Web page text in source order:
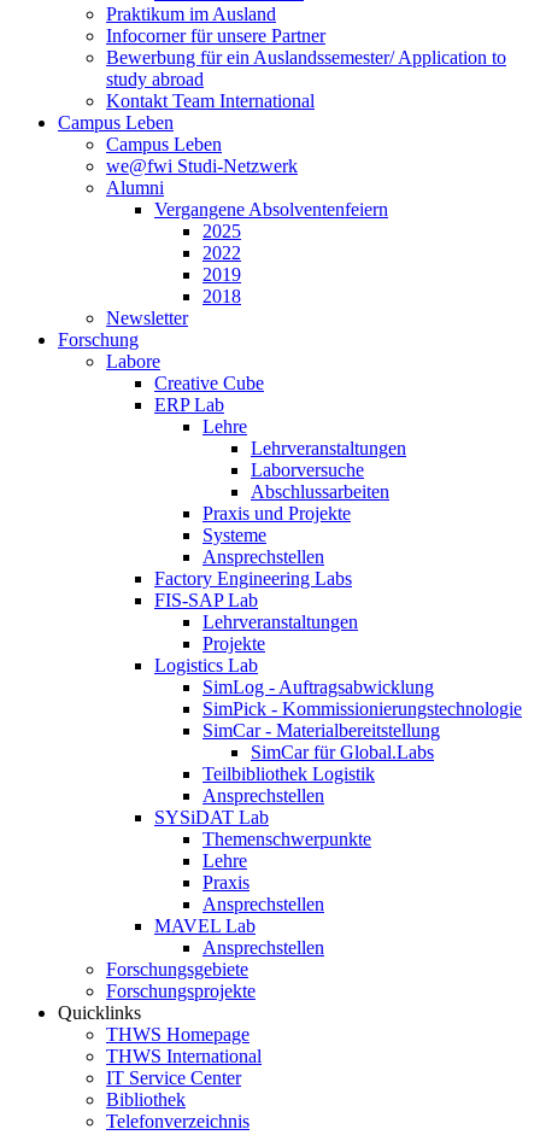
Praktikum im Ausland
Infocorner für unsere Partner
Bewerbung für ein Auslandssemester/ Application to
study abroad
Kontakt Team International
Campus Leben
Campus Leben
we@fwi Studi-Netzwerk
Alumni
Vergangene Absolventenfeiern
2025
2022
2019
2018
Newsletter
Forschung
Labore
Creative Cube
ERP Lab
Lehre
Lehrveranstaltungen
Laborversuche
Abschlussarbeiten
Praxis und Projekte
Systeme
Ansprechstellen
Factory Engineering Labs
FIS-SAP Lab
Lehrveranstaltungen
Projekte
Logistics Lab
SimLog - Auftragsabwicklung
SimPick - Kommissionierungstechnologie
SimCar - Materialbereitstellung
SimCar für Global.Labs
Teilbibliothek Logistik
Ansprechstellen
SYSiDAT Lab
Themenschwerpunkte
Lehre
Praxis
Ansprechstellen
MAVEL Lab
Ansprechstellen
Forschungsgebiete
Forschungsprojekte
Quicklinks
THWS Homepage
THWS International
IT Service Center
Bibliothek
Telefonverzeichnis